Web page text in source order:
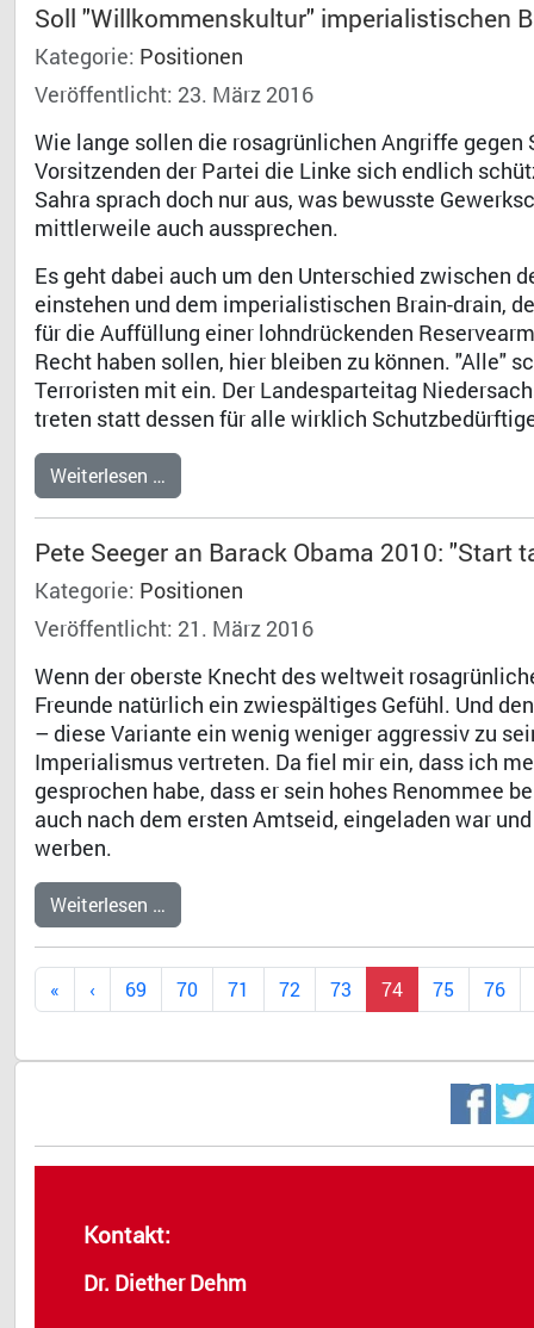
Dr.
Soll "Willkommenskultur" imperialistischen
Kategorie: Positionen
Veröffentlicht: 23. März 2016
Wie lange sollen die rosagrünlichen Angriffe
Vorsitzenden der Partei die Linke sich endlich
Sahra sprach doch nur aus, was bewusste
mittlerweile auch aussprechen.
Es geht dabei auch um den Unterschied zwischen
einstehen und dem imperialistischen Brain-drain,
für die Auffüllung einer lohndrückenden
Recht haben sollen, hier bleiben zu können. "Alle"
Terroristen mit ein. Der Landesparteitag
treten statt dessen für alle wirklich
Weiterlesen …
Pete Seeger an Barack Obama 2010: "Start
Kategorie: Positionen
Veröffentlicht: 21. März 2016
Wenn der oberste Knecht des weltweit
Freunde natürlich ein zwiespältiges Gefühl. Und
– diese Variante ein wenig weniger aggressiv zu
Imperialismus vertreten. Da fiel mir ein, dass ich
gesprochen habe, dass er sein hohes Renommee
auch nach dem ersten Amtseid, eingeladen war
werben.
Weiterlesen …
69 70 71 72 73 74 75 76
Kontakt:
Dr. Diether Dehm